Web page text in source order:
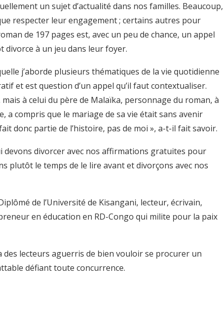
un sujet d’actualité dans nos familles. Beaucoup,
respecter leur engagement ; certains autres pour
de 197 pages est, avec un peu de chance, un appel
divorce à un jeu dans leur foyer.
j’aborde plusieurs thématiques de la vie quotidienne
et est question d’un appel qu’il faut contextualiser.
à celui du père de Malaïka, personnage du roman, à
a compris que le mariage de sa vie était sans avenir
donc partie de l’histoire, pas de moi », a-t-il fait savoir.
devons divorcer avec nos affirmations gratuites pour
plutôt le temps de le lire avant et divorçons avec nos
de l’Université de Kisangani, lecteur, écrivain,
en éducation en RD-Congo qui milite pour la paix
des lecteurs aguerris de bien vouloir se procurer un
défiant toute concurrence.